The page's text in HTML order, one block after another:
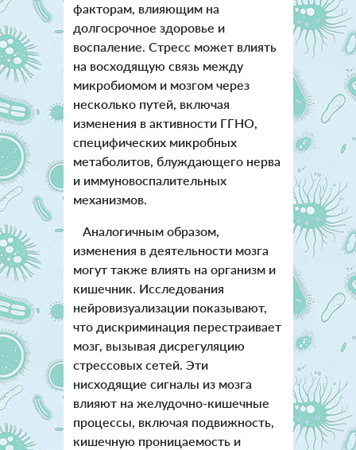
факторам, влияющим на
долгосрочное здоровье и
воспаление. Стресс может влиять
на восходящую связь между
микробиомом и мозгом через
несколько путей, включая
изменения в активности ГГНО,
специфических микробных
метаболитов, блуждающего нерва
и иммуновоспалительных
механизмов.
Аналогичным образом,
изменения в деятельности мозга
могут также влиять на организм и
кишечник. Исследования
нейровизуализации показывают,
что дискриминация перестраивает
мозг, вызывая дисрегуляцию
стрессовых сетей. Эти
нисходящие сигналы из мозга
влияют на желудочно-кишечные
процессы, включая подвижность,
кишечную проницаемость и